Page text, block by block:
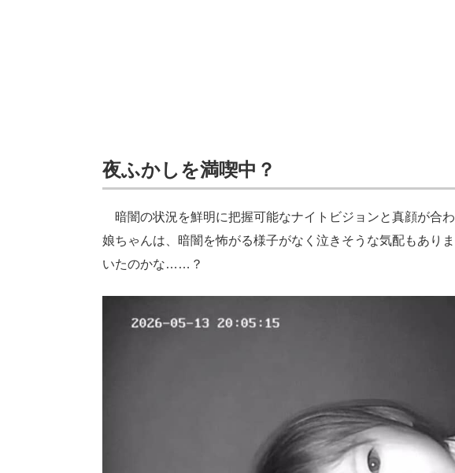
夜ふかしを満喫中？
暗闇の状況を鮮明に把握可能なナイトビジョンと真顔が合
娘ちゃんは、暗闇を怖がる様子がなく泣きそうな気配もあり
いたのかな……？